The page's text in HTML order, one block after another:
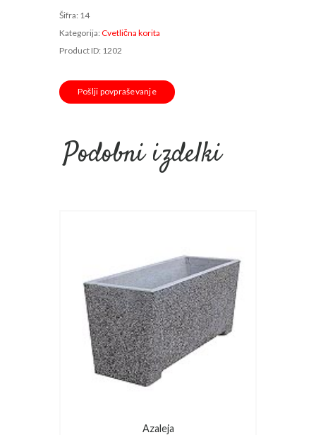
Šifra: 14
Kategorija: Cvetlična korita
Product ID: 1202
Pošlji povpraševanje
Podobni izdelki
Azaleja